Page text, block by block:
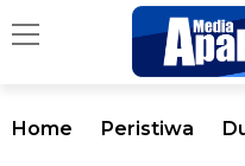
Home Peristiwa